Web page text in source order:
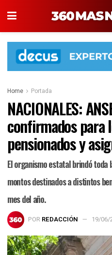
Home Portada
NACIONALES:
confirmados para
pensionados y
El organismo estatal brindó
montos destinados a distintos
mes del año.
POR REDACCIÓN 19/06/